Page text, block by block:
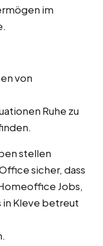
im
von
Ruhe zu
stellen
sicher, dass
Jobs,
in Kleve betreut